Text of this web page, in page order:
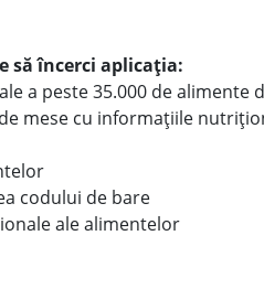
să încerci aplicația:
a peste 35.000 de alimente
mese cu informațiile
codului de bare
ale alimentelor